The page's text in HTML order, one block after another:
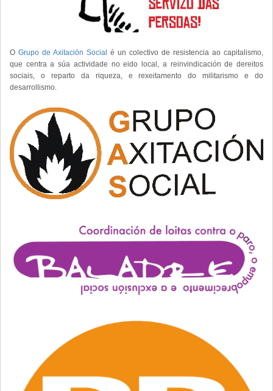
O Grupo de Axitación Social é un colectivo de resistencia ao capitalismo,
que centra a súa actividade no eido local, a reinvindicación de dereitos
sociais, o reparto da riqueza, e rexeitamento do militarismo e do
desarrollismo.